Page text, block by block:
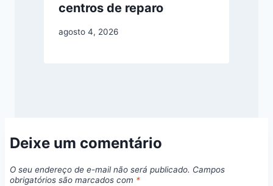
centros de reparo
agosto 4, 2026
Deixe um comentário
O seu endereço de e-mail não será publicado. Campos
obrigatórios são marcados com *